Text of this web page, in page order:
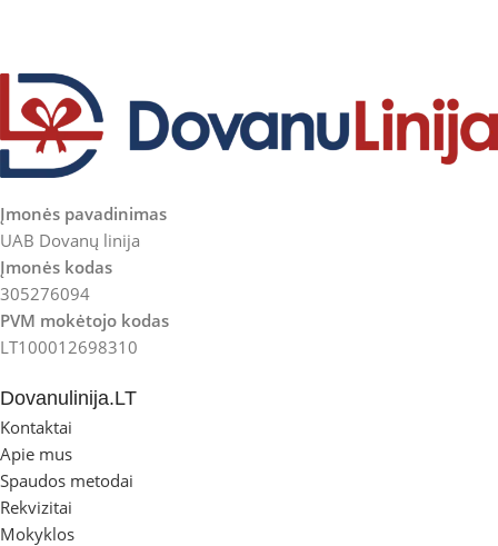
Įmonės pavadinimas
UAB Dovanų linija
Įmonės kodas
305276094
PVM mokėtojo kodas
LT100012698310
Dovanulinija.LT
Kontaktai
Apie mus
Spaudos metodai
Rekvizitai
Mokyklos